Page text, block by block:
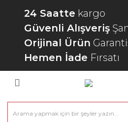
24 Saatte kargo
Güvenli Alışveriş
Orijinal Ürün
Hemen İade Fırsatı